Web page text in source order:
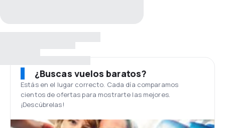
¿Buscas vuelos baratos?
Estás en el lugar correcto. Cada día comparamos
cientos de ofertas para mostrarte las mejores.
¡Descúbrelas!